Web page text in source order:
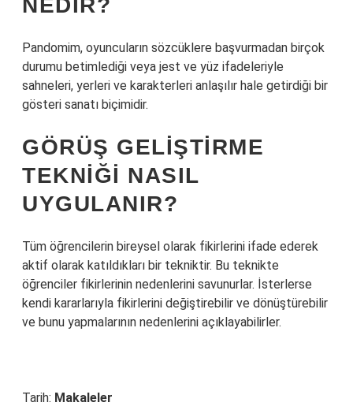
NEDIR?
Pandomim, oyuncuların sözcüklere başvurmadan birçok
durumu betimlediği veya jest ve yüz ifadeleriyle
sahneleri, yerleri ve karakterleri anlaşılır hale getirdiği bir
gösteri sanatı biçimidir.
GÖRÜŞ GELIŞTIRME
TEKNIĞI NASIL
UYGULANIR?
Tüm öğrencilerin bireysel olarak fikirlerini ifade ederek
aktif olarak katıldıkları bir tekniktir. Bu teknikte
öğrenciler fikirlerinin nedenlerini savunurlar. İsterlerse
kendi kararlarıyla fikirlerini değiştirebilir ve dönüştürebilir
ve bunu yapmalarının nedenlerini açıklayabilirler.
Tarih: Makaleler